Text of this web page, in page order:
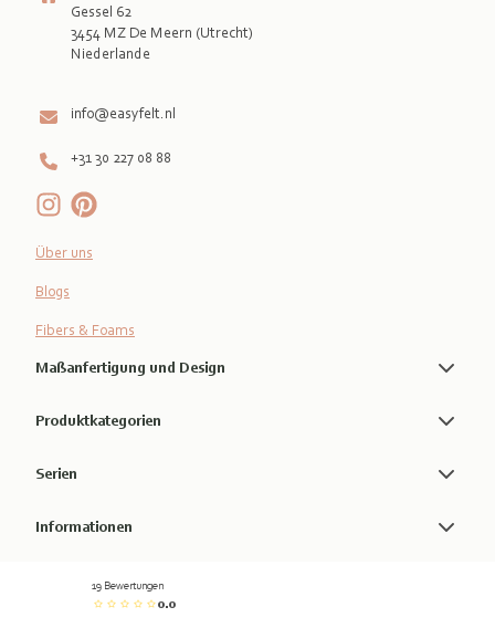
Gessel 62
3454 MZ De Meern (Utrecht)
Niederlande
info@easyfelt.nl
+31 30 227 08 88
Über uns
Blogs
Fibers & Foams
Maßanfertigung und Design
Produktkategorien
Serien
Informationen
19 Bewertungen
0.0